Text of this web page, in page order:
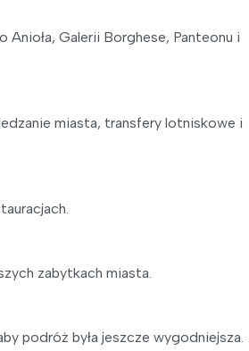
Galerii Borghese, Panteonu i
miasta, transfery lotniskowe i
zabytkach miasta.
podróż była jeszcze wygodniejsza.